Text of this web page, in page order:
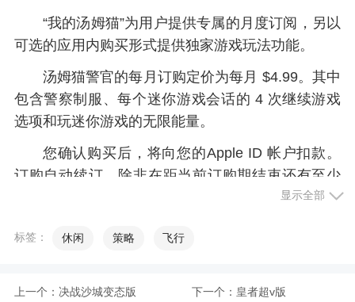
“我的汤姆猫”为用户提供专属的月度订阅，另以
可选的应用内购买形式提供独家游戏玩法功能。
汤姆猫警官的每月订购定价为每月 $4.99。其中
包含警察制服、每个迷你游戏会话的 4 次继续游戏
选项和玩迷你游戏的无限能量。
您确认购买后，将向您的Apple ID 帐户扣款。
订购自动续订，除非在距当前订购期结束还有至少
24 小时前取消订购。当前订购期结束前 24 小时内
帐户设置来管理和取消订购。取消订购后，取消将
取消您的订购。您可以在游戏的商店界面中恢复购
显示全部
标签： 休闲 策略 飞行
上一个： 决战沙城变态版 下一个： 皇者超v版